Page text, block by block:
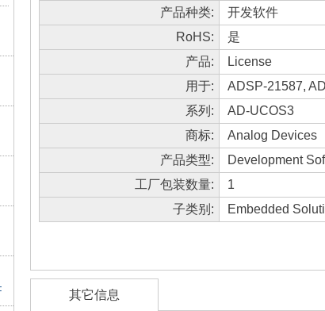
产品种类:
开发软件
RoHS:
是
产品:
License
用于:
ADSP-21587,
系列:
AD-UCOS3
商标:
Analog Devices
产品类型:
Development
工厂包装数量:
1
子类别:
Embedded
其它信息